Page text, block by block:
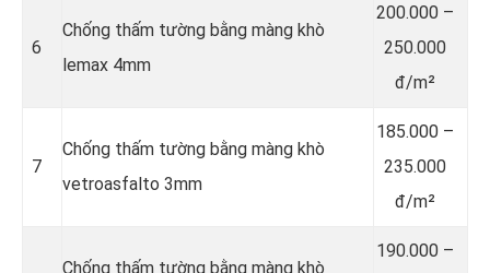
6
Chống thấm tường bằng màng khò
lemax 4mm
200.000 –
250.000
đ/m²
7
Chống thấm tường bằng màng khò
vetroasfalto 3mm
185.000 –
235.000
đ/m²
Chống thấm tường bằng màng khò
190.000 –